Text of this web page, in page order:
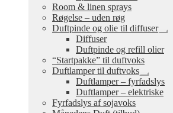
Room & linen sprays
Røgelse – uden røg
Duftpinde og olie til diffuser
Diffuser
Duftpinde og refill olier
“Startpakke” til duftvoks
Duftlamper til duftvoks
Udfold
Duftlamper – fyrfadslys
Duftlamper – elektriske
Fyrfadslys af sojavoks